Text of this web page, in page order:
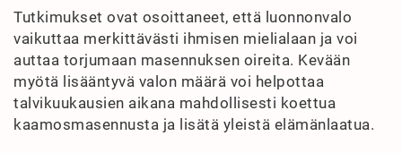
Tutkimukset ovat osoittaneet, että luonnonvalo
vaikuttaa merkittävästi ihmisen mielialaan ja voi
auttaa torjumaan masennuksen oireita. Kevään
myötä lisääntyvä valon määrä voi helpottaa
talvikuukausien aikana mahdollisesti koettua
kaamosmasennusta ja lisätä yleistä elämänlaatua.